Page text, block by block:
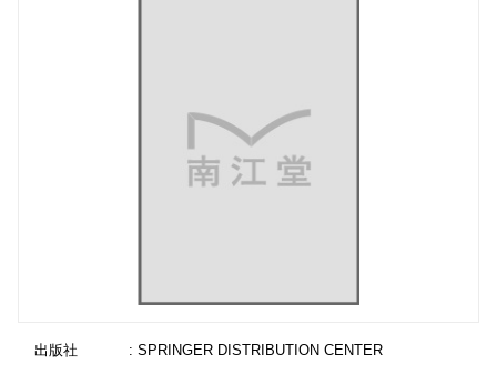
出版社
: SPRINGER DISTRIBUTION CENTER